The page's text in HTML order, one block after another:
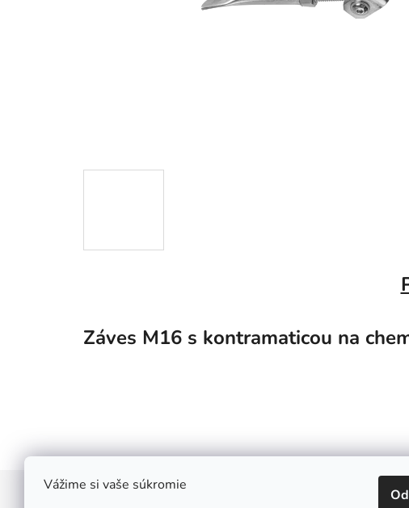
Vážime si vaše súkromie
Záves M16 s kontramaticou na